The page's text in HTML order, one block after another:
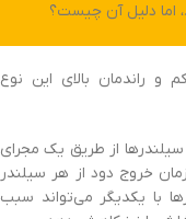
اما دلیل آن چیست؟
و راندمان بالای این نوع
از طریق یک مجرای
خروج دود از هر سیلندر
با یکدیگر می‌تواند سبب